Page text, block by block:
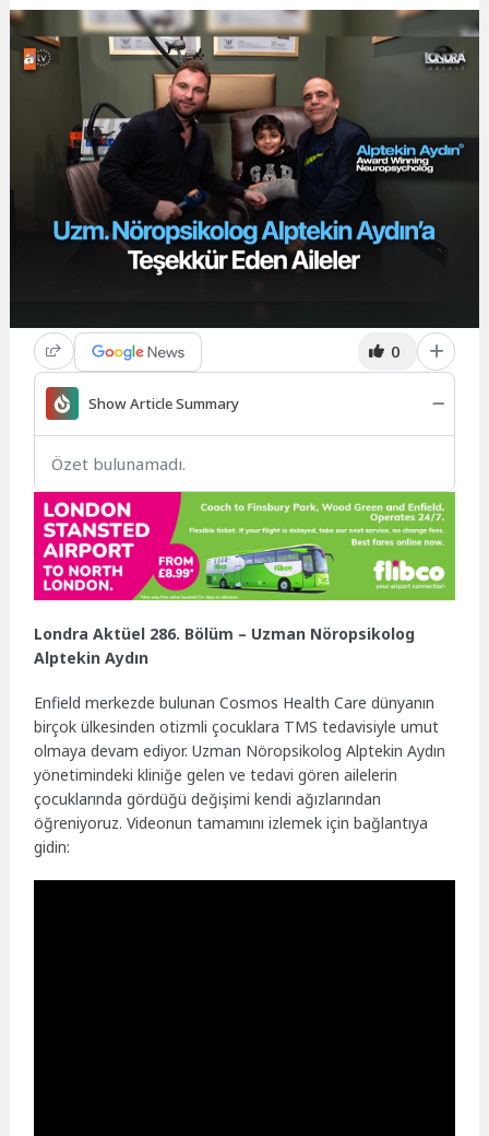
0
Show Article Summary
Özet bulunamadı.
Londra Aktüel 286. Bölüm – Uzman Nöropsikolog
Alptekin Aydın
Enfield merkezde bulunan Cosmos Health Care dünyanın
birçok ülkesinden otizmli çocuklara TMS tedavisiyle umut
olmaya devam ediyor. Uzman Nöropsikolog Alptekin Aydın
yönetimindeki kliniğe gelen ve tedavi gören ailelerin
çocuklarında gördüğü değişimi kendi ağızlarından
öğreniyoruz. Videonun tamamını izlemek için bağlantıya
gidin: